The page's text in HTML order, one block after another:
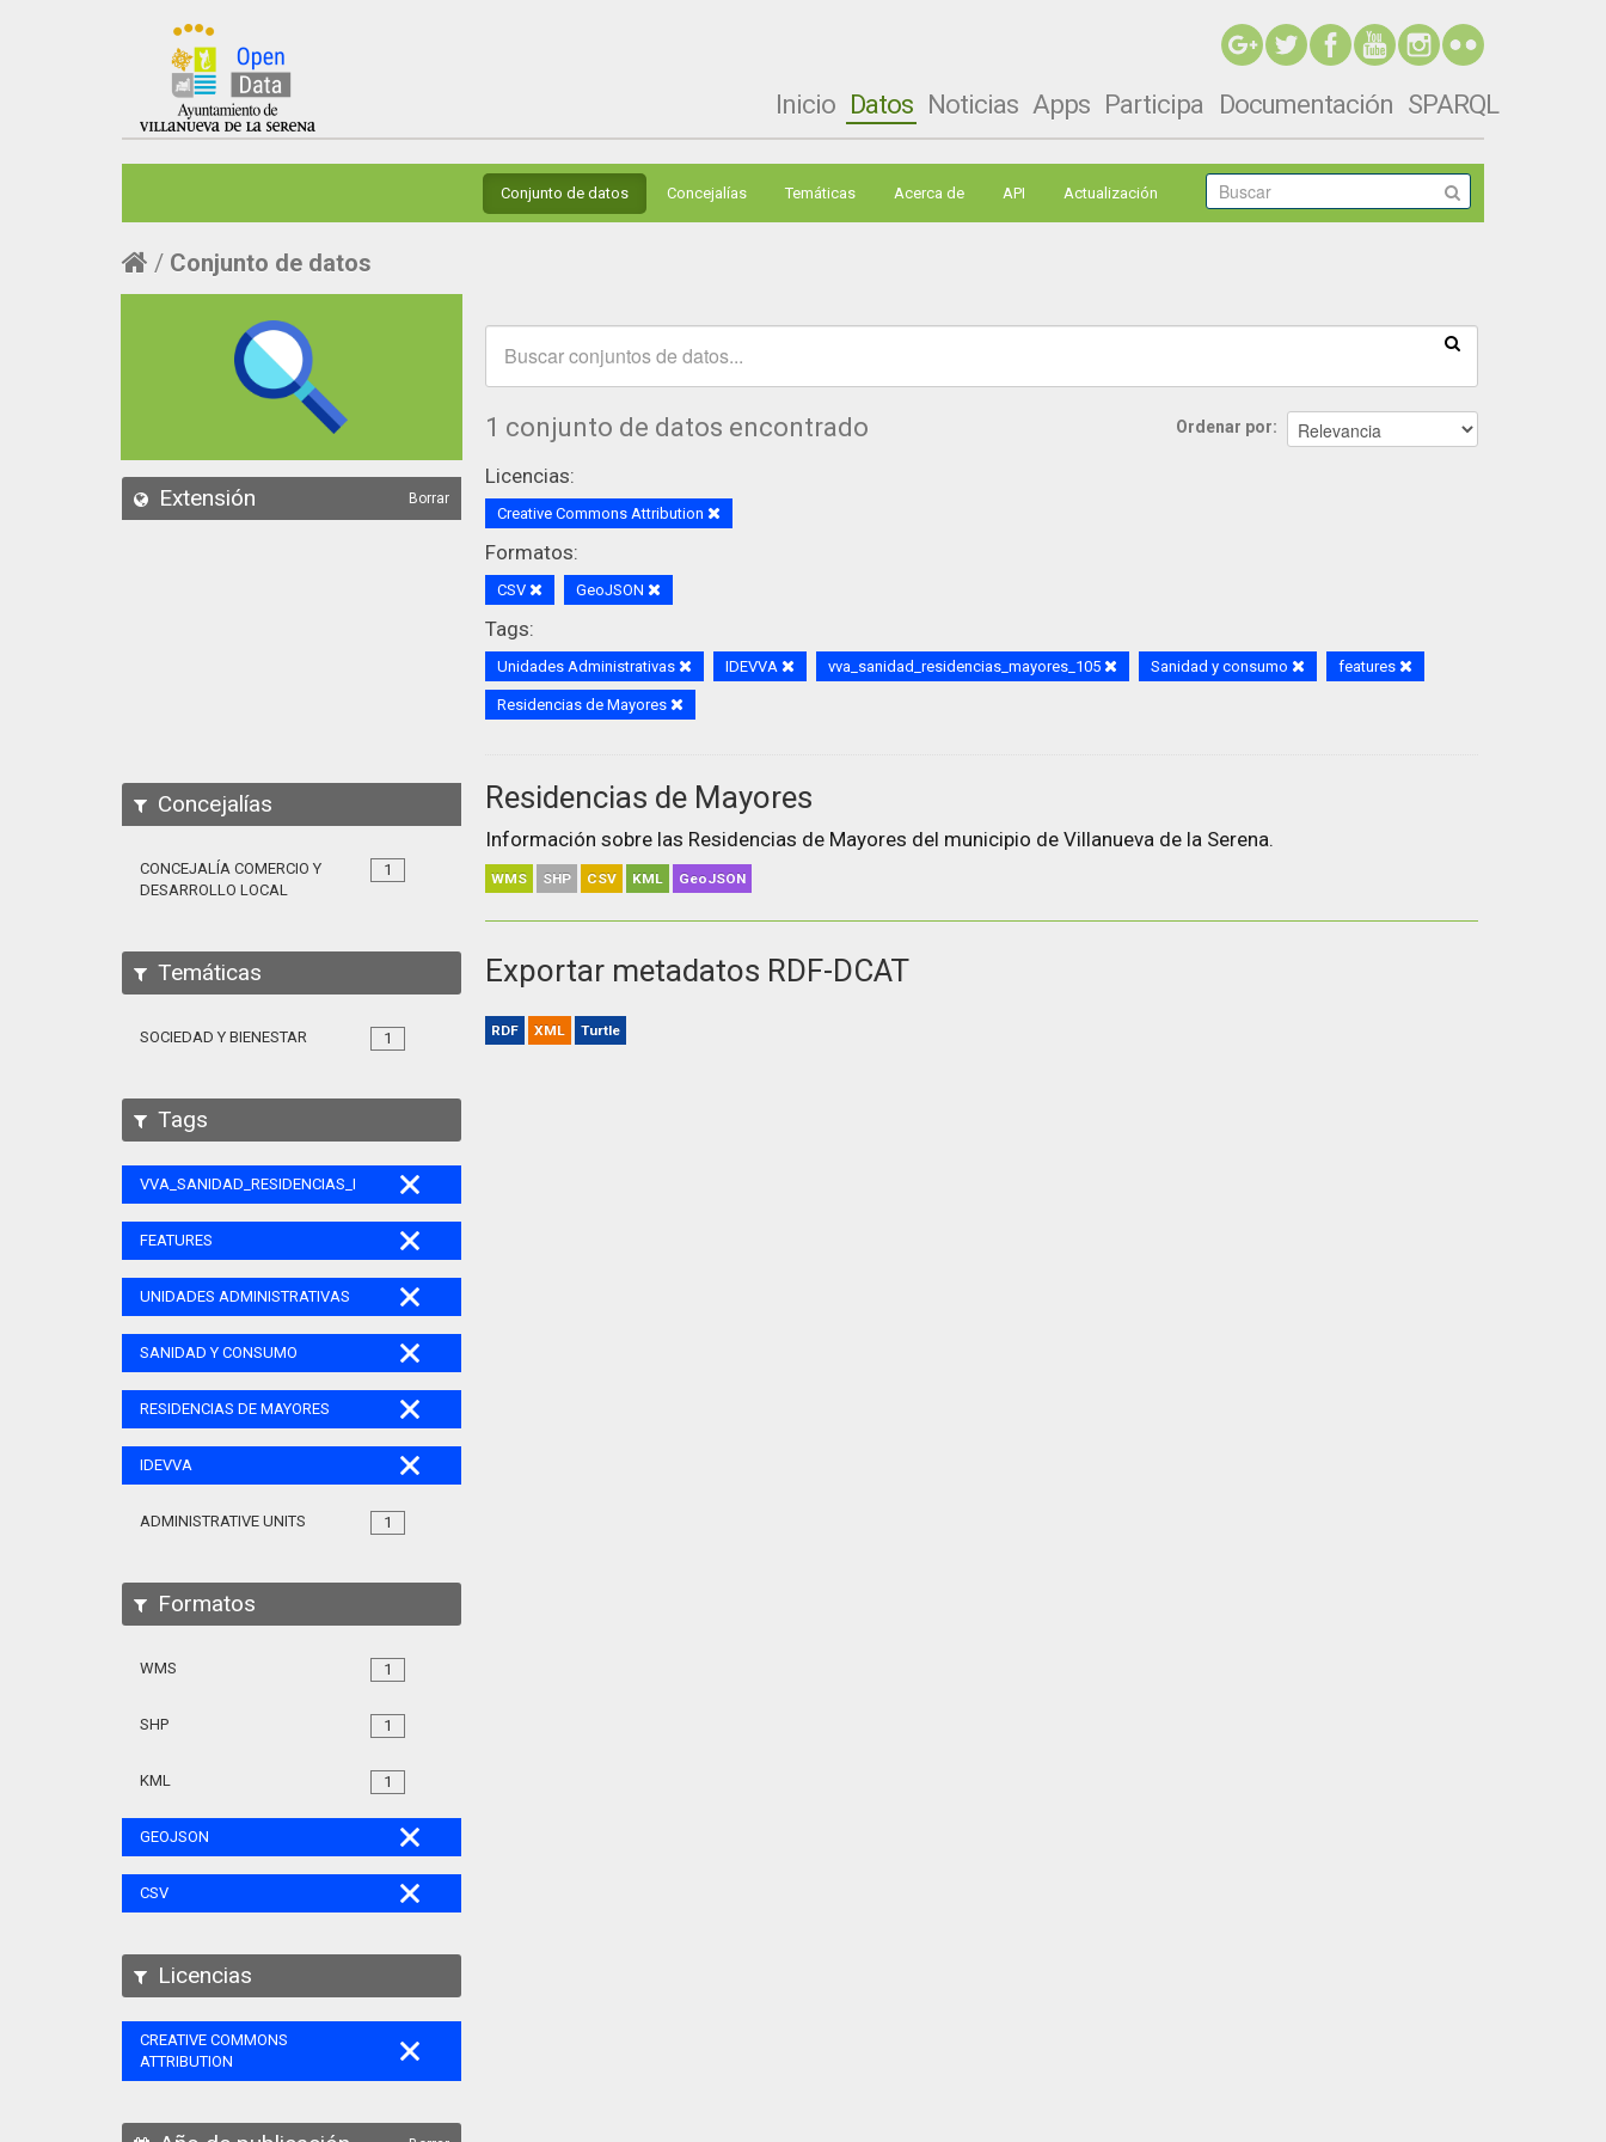
Inicio Datos Noticias Apps Participa Documentación SPARQL
Conjunto de datos Concejalías Temáticas Acerca de API Actualización
Conjunto de datos
Extensión Borrar
Concejalías
1
CONCEJALÍA COMERCIO Y
DESARROLLO LOCAL
Temáticas
1
SOCIEDAD Y BIENESTAR
Tags
VVA_SANIDAD_RESIDENCIAS_MAYORES_105
FEATURES
UNIDADES ADMINISTRATIVAS
SANIDAD Y CONSUMO
RESIDENCIAS DE MAYORES
IDEVVA
1
ADMINISTRATIVE UNITS
Formatos
1
WMS
1
SHP
1
KML
GEOJSON
CSV
Licencias
CREATIVE COMMONS
ATTRIBUTION
Ordenar por
1 conjunto de datos encontrado
Licencias:
Creative Commons Attribution
Formatos:
CSV GeoJSON
Tags:
Unidades Administrativas IDEVVA vva_sanidad_residencias_mayores_105 Sanidad y consumo features
Residencias de Mayores
Residencias de Mayores
Información sobre las Residencias de Mayores del municipio de Villanueva de la Serena.
WMS SHP CSV KML GeoJSON
Exportar metadatos RDF-DCAT
RDF XML Turtle